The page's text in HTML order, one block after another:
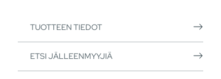
TUOTTEEN TIEDOT
ETSI JÄLLEENMYYJIÄ